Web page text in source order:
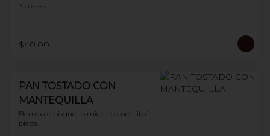
3 piezas.
$40.00
PAN TOSTADO CON
MANTEQUILLA
Bomba o bisquet o micha o cuernito 1
pieza.